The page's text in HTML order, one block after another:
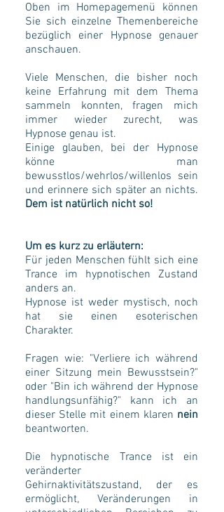
Oben im Homepagemenü können
Sie sich einzelne Themenbereiche
bezüglich einer Hypnose genauer
anschauen.
Viele Menschen, die bisher noch
keine Erfahrung mit dem Thema
sammeln konnten, fragen mich
immer wieder zurecht, was
Hypnose genau ist.
Einige glauben, bei der Hypnose
könne man
bewusstlos/wehrlos/willenlos sein
und erinnere sich später an nichts.
Dem ist natürlich nicht so!
Um es kurz zu erläutern:
Für jeden Menschen fühlt sich eine
Trance im hypnotischen Zustand
anders an.
Hypnose ist weder mystisch, noch
hat sie einen esoterischen
Charakter.
Fragen wie: "Verliere ich während
einer Sitzung mein Bewusstsein?"
oder "Bin ich während der Hypnose
handlungsunfähig?" kann ich an
dieser Stelle mit einem klaren nein
beantworten.
Die hypnotische Trance ist ein
veränderter
Gehirnaktivitätszustand, der es
ermöglicht, Veränderungen in